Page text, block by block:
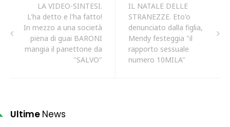
LA VIDEO-SINTESI.
L'ha detto e l'ha fatto!
In mezzo a una società
piena di guai BARONI
mangia il panettone da
"SALVO"
IL NATALE DELLE
STRANEZZE. Eto'o
denunciato dalla figlia,
Mendy festeggia "il
rapporto sessuale
numero 10MILA"
Ultime News